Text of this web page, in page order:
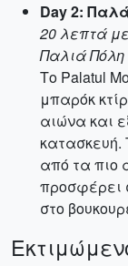
Day 2:
20 λεπτά
Παλιά Πόλη
Το Palatul
μπαρόκ
αιώνα και
κατασκευή.
από τα πιο
προσφέρει
στο